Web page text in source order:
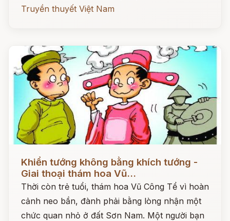
Truyền thuyết Việt Nam
Đọc ngay
Khiển tướng không bằng khích tướng -
Giai thoại thám hoa Vũ...
Thời còn trẻ tuổi, thám hoa Vũ Công Tể vì hoàn
cảnh neo bần, đành phải bằng lòng nhận một
chức quan nhỏ ở đất Sơn Nam. Một người bạn